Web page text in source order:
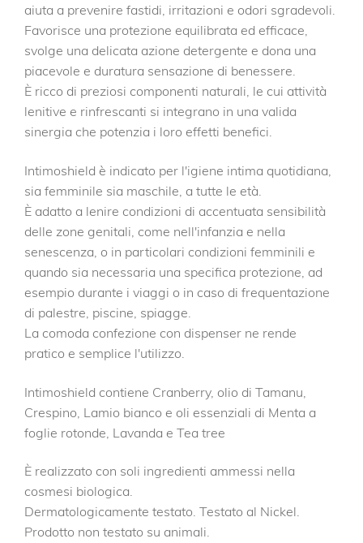
aiuta a prevenire fastidi, irritazioni e odori sgradevoli.
Favorisce una protezione equilibrata ed efficace,
svolge una delicata azione detergente e dona una
piacevole e duratura sensazione di benessere.
È ricco di preziosi componenti naturali, le cui attività
lenitive e rinfrescanti si integrano in una valida
sinergia che potenzia i loro effetti benefici.
Intimoshield è indicato per l'igiene intima quotidiana,
sia femminile sia maschile, a tutte le età.
È adatto a lenire condizioni di accentuata sensibilità
delle zone genitali, come nell'infanzia e nella
senescenza, o in particolari condizioni femminili e
quando sia necessaria una specifica protezione, ad
esempio durante i viaggi o in caso di frequentazione
di palestre, piscine, spiagge.
La comoda confezione con dispenser ne rende
pratico e semplice l'utilizzo.
Intimoshield contiene Cranberry, olio di Tamanu,
Crespino, Lamio bianco e oli essenziali di Menta a
foglie rotonde, Lavanda e Tea tree
È realizzato con soli ingredienti ammessi nella
cosmesi biologica.
Dermatologicamente testato. Testato al Nickel.
Prodotto non testato su animali.